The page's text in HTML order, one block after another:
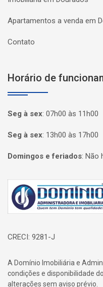
Apartamentos a venda em
Contato
Horário de
Seg à sex: 07h00 às 11h00
Seg à sex: 13h00 às 17h00
Domingos e feriados: Não
Página inicial
CRECI: 9281-J
A Domínio Imobiliária e
condições e disponibilidade
alterações sem aviso prévio.